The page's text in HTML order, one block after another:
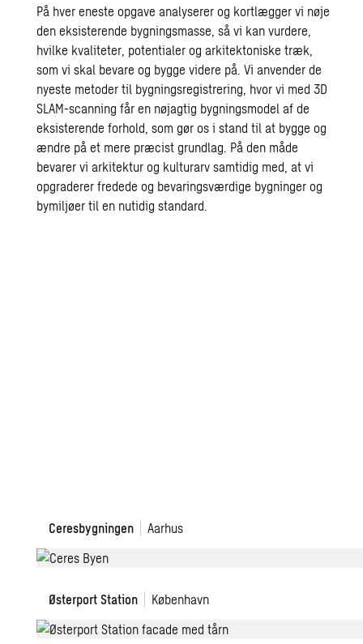
På hver eneste opgave analyserer og kortlægger vi nøje
den eksisterende bygningsmasse, så vi kan vurdere,
hvilke kvaliteter, potentialer og arkitektoniske træk,
som vi skal bevare og bygge videre på. Vi anvender de
nyeste metoder til bygningsregistrering, hvor vi med 3D
SLAM-scanning får en nøjagtig bygningsmodel af de
eksisterende forhold, som gør os i stand til at bygge og
ændre på et mere præcist grundlag. På den måde
bevarer vi arkitektur og kulturarv samtidig med, at vi
opgraderer fredede og bevaringsværdige bygninger og
bymiljøer til en nutidig standard.
Ceresbygningen Aarhus
Ceresbygningen
Østerport Station København
Modernisering
Østerport